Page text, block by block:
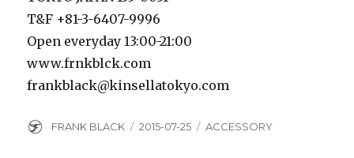
T&F +81-3-6407-9996
Open everyday 13:00-21:00
www.frnkblck.com
frankblack@kinsellatokyo.com
Author
FRANK BLACK
Posted
2015-07-25 Categories
ACCESSORY